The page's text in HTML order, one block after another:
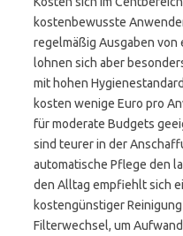
kostenbewusste
regelmäßig Ausgaben von
lohnen sich aber
mit hohen
kosten wenige Euro pro
für moderate Budgets
sind teurer in der
automatische Pflege den
den Alltag empfiehlt sich
kostengünstiger
Filterwechsel, um